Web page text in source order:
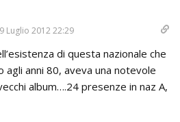
Luglio 2012 22:29
di questa nazionale che
agli anni 80, aveva una notevole
album….24 presenze in naz A,